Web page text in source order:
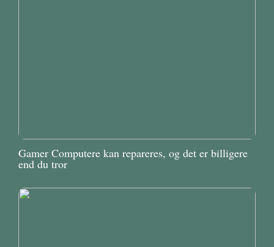
Gamer Computere kan repareres, og det er billigere
end du tror